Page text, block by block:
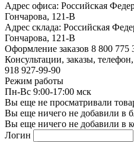
Адрес офиса: Российская
Гончарова, 121-В
Адрес склада: Российская
Гончарова, 121-В
Оформление заказов 8 800 775
Консультации, заказы,
918 927-99-90
Режим работы
Пн-Вс 9:00-17:00 мск
Вы еще не просматривали
Вы еще ничего не добавили в
Вы еще ничего не добавили в
Логин